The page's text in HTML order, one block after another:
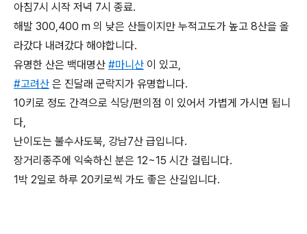
아침7시 시작 저녁 7시 종료.
해발 300,400 m 의 낮은 산들이지만 누적고도가 높고 8산을 올
라갔다 내려갔다 해야합니다.
유명한 산은 백대명산 #마니산 이 있고,
#고려산 은 진달래 군락지가 유명합니다.
10키로 정도 간격으로 식당/편의점 이 있어서 가볍게 가시면 됩니
다,
난이도는 불수사도북, 강남7산 급입니다.
장거리종주에 익숙하신 분은 12~15 시간 걸립니다.
1박 2일로 하루 20키로씩 가도 좋은 산길입니다.